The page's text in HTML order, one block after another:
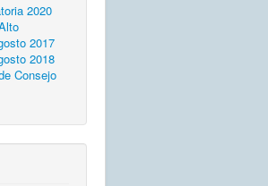
2020
2017
2018
Consejo